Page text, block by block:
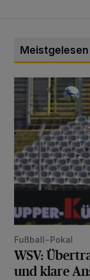
Meistgelesen
WSV:
Fußball-Pokal
WSV:
und klare